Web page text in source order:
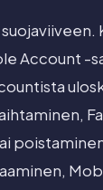
Account -